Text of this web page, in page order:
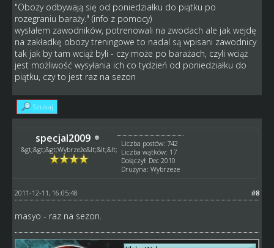
"Obozy odbywają się od poniedziałku do piątku po
rozegraniu baraży." (info z pomocy)
wysłałem zawodników, potrenowali na zwodach ale jak wejdę
na zakładkę obozy treningowe to nadal są wpisani zawodnicy
tak jak by tam wciąż byli - czy może po barażach, czyli wciąż
jest możliwość wysyłania ich co tydzień od poniedziałku do
piątku, czy to jest raz na sezon
Szukaj
specjal2009
&gt;&gt;&gt;Wybrzeże&lt;&lt;&lt;
Liczba postów: 742
Liczba wątków: 17
Dołączył: Dec 2010
Drużyna: Wybrzeze
#8
2011-12-11, 16:05:48
masyo - raz na sezon.